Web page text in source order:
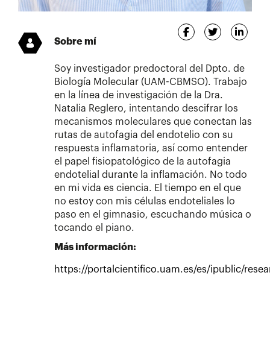
Sobre mí
Soy investigador predoctoral del Dpto. de
Biología Molecular (UAM-CBMSO). Trabajo
en la línea de investigación de la Dra.
Natalia Reglero, intentando descifrar los
mecanismos moleculares que conectan las
rutas de autofagia del endotelio con su
respuesta inflamatoria, así como entender
el papel fisiopatológico de la autofagia
endotelial durante la inflamación. No todo
en mi vida es ciencia. El tiempo en el que
no estoy con mis células endoteliales lo
paso en el gimnasio, escuchando música o
tocando el piano.
Más información:
https://portalcientifico.uam.es/es/ipublic/